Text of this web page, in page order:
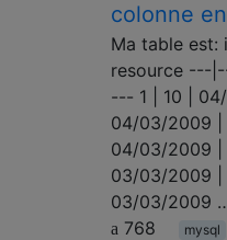
colonne
Ma table est:
resource
--- 1 | 10 |
04/03/2009 |
04/03/2009 |
03/03/2009 |
03/03/2009
768
mysql